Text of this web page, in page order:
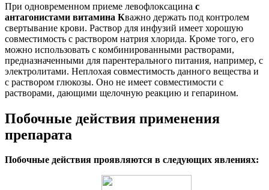
При одновременном приеме левофлоксацина с
антагонистами витамина Кважно держать под контролем
свертывание крови. Раствор для инфузий имеет хорошую
совместимость с раствором натрия хлорида. Кроме того, его
можно использовать с комбинированными растворами,
предназначенными для парентерального питания, например, с
электролитами. Неплохая совместимость данного вещества и
с раствором глюкозы. Оно не имеет совместимости с
растворами, дающими щелочную реакцию и гепарином.
Побочные действия применения
препарата
Побочные действия проявляются в следующих явлениях: